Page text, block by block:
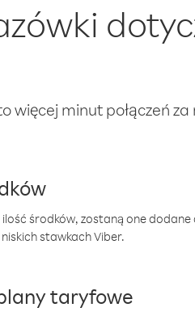
więcej minut połączeń
ilość środków, zostaną one
stawkach Viber.
taryfowe